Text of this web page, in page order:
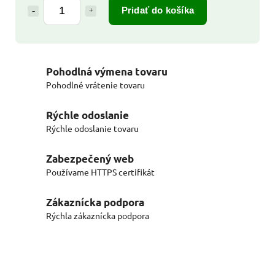
Pridať do košíka
Pohodlná výmena tovaru
Pohodlné vrátenie tovaru
Rýchle odoslanie
Rýchle odoslanie tovaru
Zabezpečený web
Používame HTTPS certifikát
Zákaznícka podpora
Rýchla zákaznícka podpora